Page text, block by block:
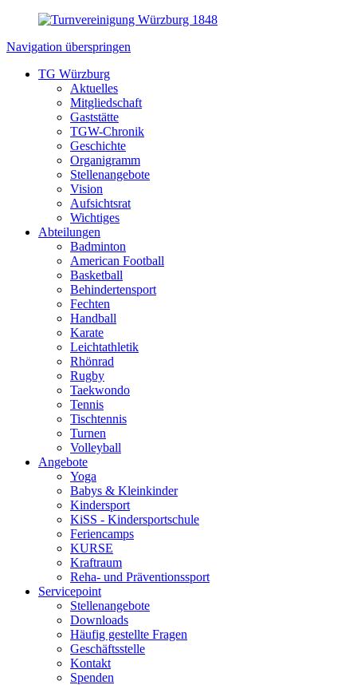
Navigation überspringen
TG Würzburg
Aktuelles
Mitgliedschaft
Gaststätte
TGW-Chronik
Geschichte
Organigramm
Stellenangebote
Vision
Aufsichtsrat
Wichtiges
Abteilungen
Badminton
American Football
Basketball
Behindertensport
Fechten
Handball
Karate
Leichtathletik
Rhönrad
Rugby
Taekwondo
Tennis
Tischtennis
Turnen
Volleyball
Angebote
Yoga
Babys & Kleinkinder
Kindersport
KiSS - Kindersportschule
Feriencamps
KURSE
Kraftraum
Reha- und Präventionssport
Servicepoint
Stellenangebote
Downloads
Häufig gestellte Fragen
Geschäftsstelle
Kontakt
Spenden